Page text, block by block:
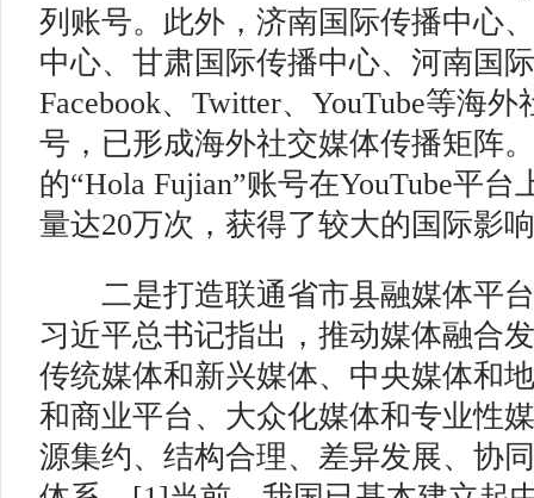
列账号。此外，济南国际传播中心
中心、甘肃国际传播中心、河南国
Facebook、Twitter、YouTube等海
号，已形成海外社交媒体传播矩阵
的“Hola Fujian”账号在YouTube平
量达20万次，获得了较大的国际影
二是打造联通省市县融媒体平台
习近平总书记指出，推动媒体融合
传统媒体和新兴媒体、中央媒体和
和商业平台、大众化媒体和专业性
源集约、结构合理、差异发展、协